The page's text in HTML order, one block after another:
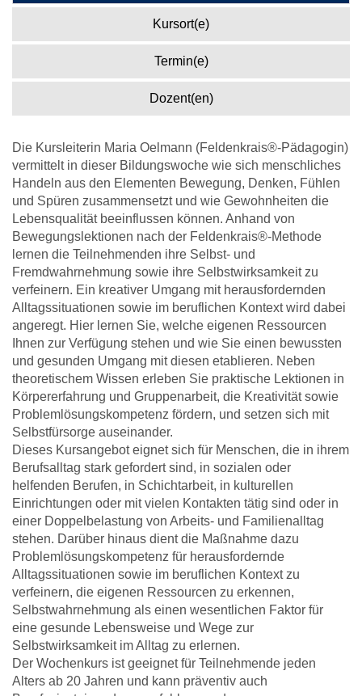
Kursort(e)
Termin(e)
Dozent(en)
Die Kursleiterin Maria Oelmann (Feldenkrais®-Pädagogin)
vermittelt in dieser Bildungswoche wie sich menschliches
Handeln aus den Elementen Bewegung, Denken, Fühlen
und Spüren zusammensetzt und wie Gewohnheiten die
Lebensqualität beeinflussen können. Anhand von
Bewegungslektionen nach der Feldenkrais®-Methode
lernen die Teilnehmenden ihre Selbst- und
Fremdwahrnehmung sowie ihre Selbstwirksamkeit zu
verfeinern. Ein kreativer Umgang mit herausfordernden
Alltagssituationen sowie im beruflichen Kontext wird dabei
angeregt. Hier lernen Sie, welche eigenen Ressourcen
Ihnen zur Verfügung stehen und wie Sie einen bewussten
und gesunden Umgang mit diesen etablieren. Neben
theoretischem Wissen erleben Sie praktische Lektionen in
Körpererfahrung und Gruppenarbeit, die Kreativität sowie
Problemlösungskompetenz fördern, und setzen sich mit
Selbstfürsorge auseinander.
Dieses Kursangebot eignet sich für Menschen, die in ihrem
Berufsalltag stark gefordert sind, in sozialen oder
helfenden Berufen, in Schichtarbeit, in kulturellen
Einrichtungen oder mit vielen Kontakten tätig sind oder in
einer Doppelbelastung von Arbeits- und Familienalltag
stehen. Darüber hinaus dient die Maßnahme dazu
Problemlösungskompetenz für herausfordernde
Alltagssituationen sowie im beruflichen Kontext zu
verfeinern, die eigenen Ressourcen zu erkennen,
Selbstwahrnehmung als einen wesentlichen Faktor für
eine gesunde Lebensweise und Wege zur
Selbstwirksamkeit im Alltag zu erlernen.
Der Wochenkurs ist geeignet für Teilnehmende jeden
Alters ab 20 Jahren und kann präventiv auch